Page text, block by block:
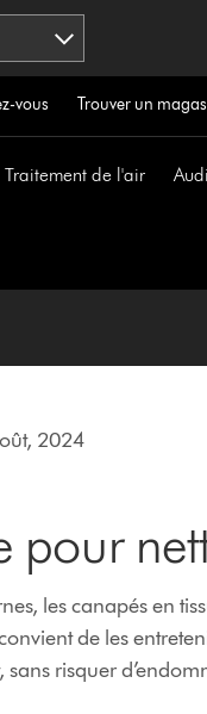
vous Trouver un
Traitement de l'air
2024
les canapés en
de les
risquer